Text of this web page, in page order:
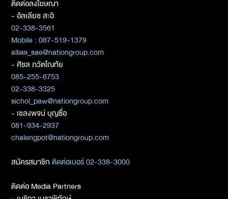
ติดต่อลงโฆษณา
- อัลเลียซ สะอิ
02-338-3561
Mobile : 087-519-1379
allias_sae@nationgroup.com
- ศิชล ภวัตโณทัย
085-255-6753
02-338-3325
sichol_paw@nationgroup.com
- เชลงพจน์ บุญซื่อ
081-934-2937
chalengpot@nationgroup.com
สมัครสมาชิกติดต่อเบอร์ 02-338-3000
ติดต่อ Media Partners